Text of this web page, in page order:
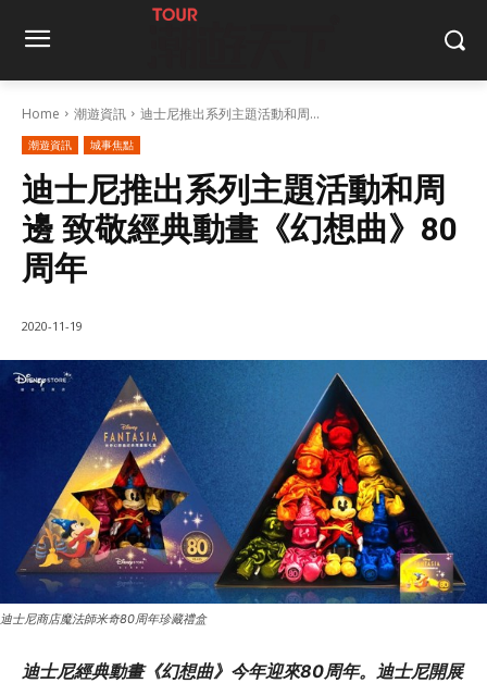
Home 潮遊資訊 迪士尼推出系列主題活動和周...
潮遊資訊 城事焦點
迪士尼推出系列主題活動和周
邊 致敬經典動畫《幻想曲》80
周年
2020-11-19
迪士尼商店魔法師米奇80周年珍藏禮盒
迪士尼經典動畫《幻想曲》今年迎來80周年。迪士尼開展